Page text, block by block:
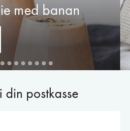
med banan
din postkasse